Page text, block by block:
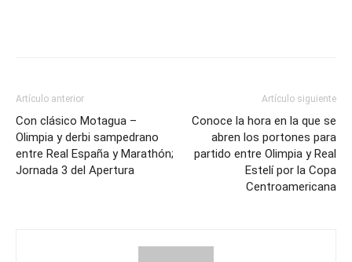
Artículo anterior
Con clásico Motagua –
Olimpia y derbi sampedrano
entre Real España y Marathón;
Jornada 3 del Apertura
Artículo siguiente
Conoce la hora en la que se
abren los portones para
partido entre Olimpia y Real
Estelí por la Copa
Centroamericana